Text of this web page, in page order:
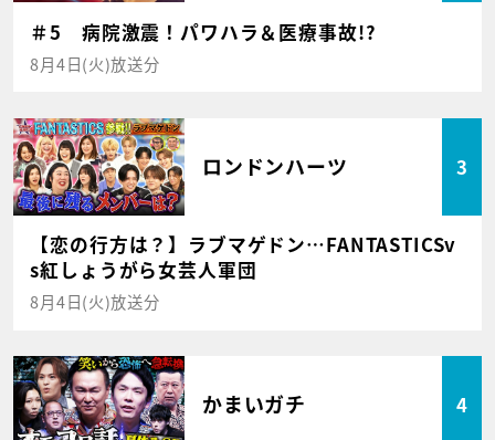
＃5 病院激震！パワハラ＆医療事故!?
8月4日(火)放送分
ロンドンハーツ 3
【恋の行方は？】ラブマゲドン…FANTASTICSv
s紅しょうがら女芸人軍団
8月4日(火)放送分
かまいガチ 4